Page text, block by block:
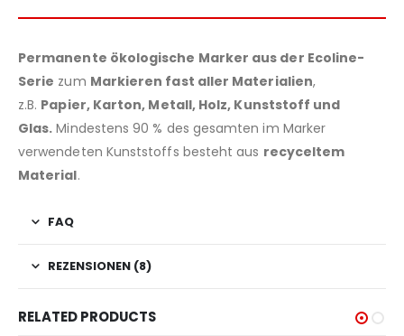
Permanente ökologische Marker aus der Ecoline-
Serie zum Markieren fast aller Materialien,
z.B. Papier, Karton, Metall, Holz, Kunststoff und
Glas. Mindestens 90 % des gesamten im Marker
verwendeten Kunststoffs besteht aus recyceltem
Material.
FAQ
REZENSIONEN (8)
RELATED PRODUCTS